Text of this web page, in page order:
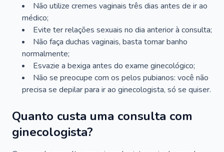
Não utilize cremes vaginais três dias antes de ir ao
médico;
Evite ter relações sexuais no dia anterior à consulta;
Não faça duchas vaginais, basta tomar banho
normalmente;
Esvazie a bexiga antes do exame ginecológico;
Não se preocupe com os pelos pubianos: você não
precisa se depilar para ir ao ginecologista, só se quiser.
Quanto custa uma consulta com
ginecologista?